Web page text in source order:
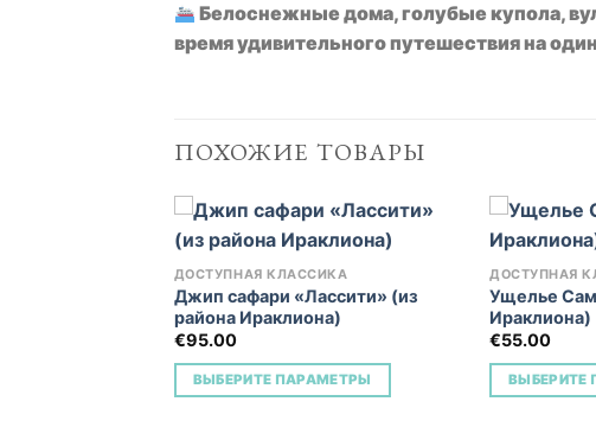
Белоснежные дома, голубые купола,
время удивительного путешествия на
ПОХОЖИЕ ТОВАРЫ
Add to
ДОСТУПНАЯ КЛАССИКА
Джип сафари «Лассити» (из
района Ираклиона)
€95.00
ВЫБЕРИТЕ ПАРАМЕТРЫ
ДОСТУПНАЯ
Ущелье
Ираклиона)
€55.00
ВЫБЕРИТЕ